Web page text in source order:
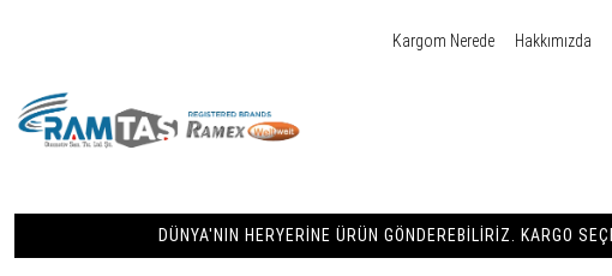
Kargom Nerede Hakkımızda
DÜNYA'NIN HERYERINE ÜRÜN GÖNDEREBILIRIZ. KARGO